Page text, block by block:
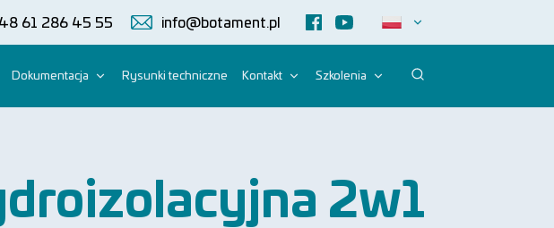
61 286 45 55 info@botament.pl
Dokumentacja Rysunki techniczne Kontakt Szkolenia
2w1